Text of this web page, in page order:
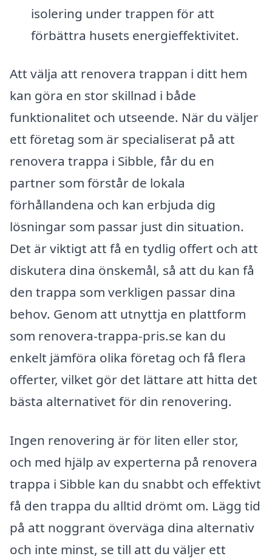
isolering under trappen för att
förbättra husets energieffektivitet.
Att välja att renovera trappan i ditt hem
kan göra en stor skillnad i både
funktionalitet och utseende. När du väljer
ett företag som är specialiserat på att
renovera trappa i Sibble, får du en
partner som förstår de lokala
förhållandena och kan erbjuda dig
lösningar som passar just din situation.
Det är viktigt att få en tydlig offert och att
diskutera dina önskemål, så att du kan få
den trappa som verkligen passar dina
behov. Genom att utnyttja en plattform
som renovera-trappa-pris.se kan du
enkelt jämföra olika företag och få flera
offerter, vilket gör det lättare att hitta det
bästa alternativet för din renovering.
Ingen renovering är för liten eller stor,
och med hjälp av experterna på renovera
trappa i Sibble kan du snabbt och effektivt
få den trappa du alltid drömt om. Lägg tid
på att noggrant överväga dina alternativ
och inte minst, se till att du väljer ett